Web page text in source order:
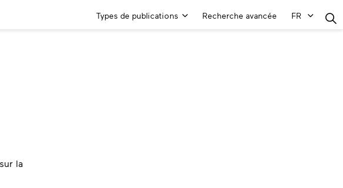
Menu
Types de publications Recherche avancée FR
la